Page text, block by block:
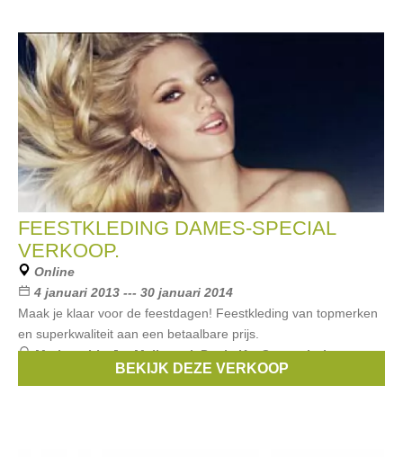
FEESTKLEDING DAMES-SPECIAL
VERKOOP.
Online
4 januari 2013 --- 30 januari 2014
Maak je klaar voor de feestdagen! Feestkleding van topmerken
en superkwaliteit aan een betaalbare prijs.
Merken:Liu Jo,Maliparmi,Paule Ka,Scapa,Luisa
BEKIJK DEZE VERKOOP